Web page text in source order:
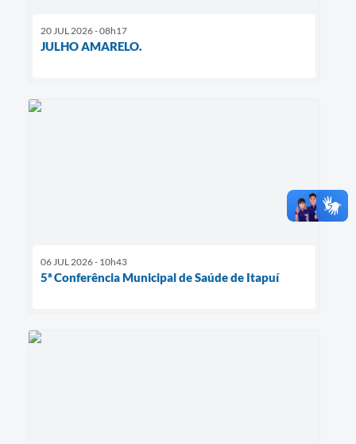
20 JUL 2026 - 08h17
JULHO AMARELO.
06 JUL 2026 - 10h43
5ª Conferência Municipal de Saúde de Itapuí